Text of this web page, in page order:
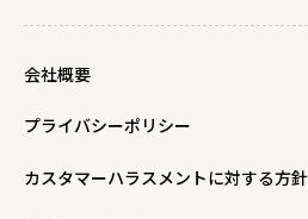
会社概要
プライバシーポリシー
カスタマーハラスメントに対する方針